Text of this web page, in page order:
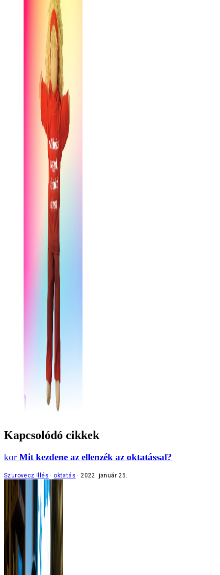
Kapcsolódó cikkek
Mit kezdene az ellenzék az oktatással?
Szurovecz Illés oktatás 2022. január 25.